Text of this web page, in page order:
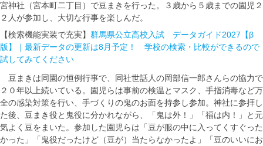
宮神社（宮本町二丁目）で豆まきを行った。３歳から５歳までの園児２
２人が参加し、大切な行事を楽しんだ。
【検索機能実装で充実】 群馬県公立高校入試 データガイド2027【β
版】｜最新データの更新は8月予定！ 学校の検索・比較ができるので
試してみてください
豆まきは同園の恒例行事で、同社世話人の岡部信一郎さんらの協力で
２０年以上続いている。園児らは事前の検温とマスク、手指消毒など万
全の感染対策を行い、手づくりの鬼のお面を持参し参加。神社に参拝し
た後、豆まき役と鬼役に分かれながら、「鬼は外！」「福は内！」と元
気よく豆をまいた。参加した園児らは「豆が服の中に入ってくすぐった
かった」「鬼役だったけど（豆が）当たらなかったよ」「豆のいいにお